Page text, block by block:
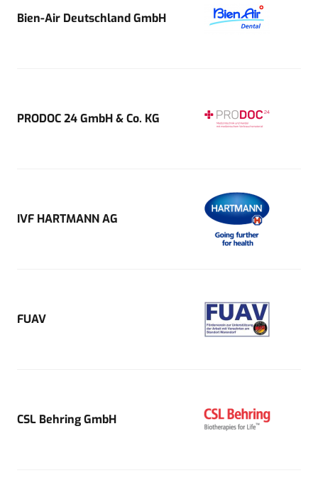
Bien-Air Deutschland GmbH
PRODOC 24 GmbH & Co. KG
IVF HARTMANN AG
FUAV
CSL Behring GmbH